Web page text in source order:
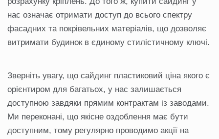
нас означає отримати доступ до всього спектру
фасадних та покрівельних матеріалів, що дозволяє
витримати будинок в єдиному стилістичному ключі.
Зверніть увагу, що сайдинг пластиковий ціна якого є
орієнтиром для багатьох, у нас залишається
доступною завдяки прямим контрактам із заводами.
Ми переконані, що якісне оздоблення має бути
доступним, тому регулярно проводимо акції на